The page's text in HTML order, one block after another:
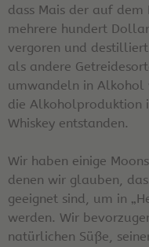
dass Mais der auf
mehrere hundert
vergoren und
als andere
umwandeln in Alkohol
die Alkoholproduktion
Whiskey entstanden.
Wir haben einige
denen wir glauben,
geeignet sind, um in
werden. Wir
natürlichen Süße,